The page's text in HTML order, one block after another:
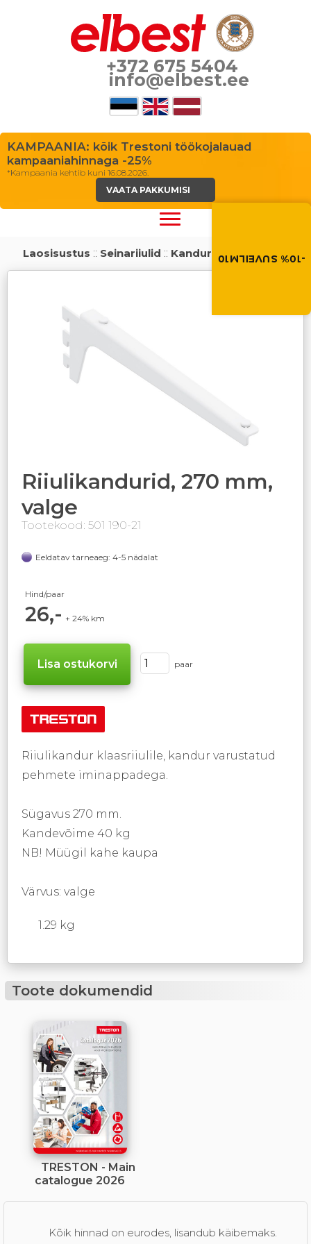
Suvi toob
-10% SUVEILM10
+372 675 5404
info@elbest.ee
KAMPAANIA: kõik Trestoni töökojalauad
kampaaniahinnaga -25%
*Kampaania kehtib kuni 16.08.2026.
VAATA PAKKUMISI
Laosisustus :: Seinariiulid :: Kandurid
Riiulikandurid, 270 mm,
valge
Tootekood: 501 190-21
Eeldatav tarneaeg: 4-5 nädalat
Hind/paar
26,- + 24% km
paar
Riiulikandur klaasriiulile, kandur varustatud
pehmete iminappadega.
Sügavus 270 mm.
Kandevõime 40 kg
NB! Müügil kahe kaupa
Värvus: valge
1.29 kg
Toote dokumendid
TRESTON - Main
catalogue 2026
Kõik hinnad on eurodes, lisandub käibemaks.